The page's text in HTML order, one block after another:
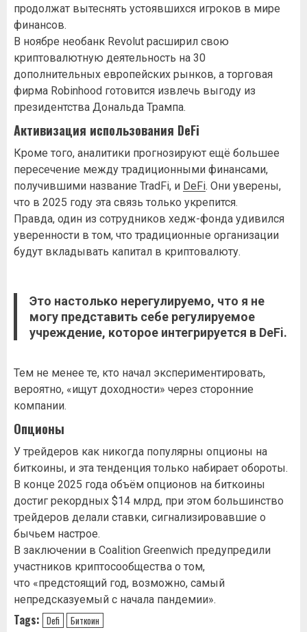
продолжат вытеснять устоявшихся игроков в мире
финансов.
В ноябре необанк Revolut расширил свою
криптовалютную деятельность на 30
дополнительных европейских рынков, а торговая
фирма Robinhood готовится извлечь выгоду из
президентства Дональда Трампа.
Активизация использования DeFi
Кроме того, аналитики прогнозируют ещё большее
пересечение между традиционными финансами,
получившими название TradFi, и DeFi. Они уверены,
что в 2025 году эта связь только укрепится.
Правда, один из сотрудников хедж-фонда удивился
уверенности в том, что традиционные организации
будут вкладывать капитал в криптовалюту.
Это настолько нерегулируемо, что я не
могу представить себе регулируемое
учреждение, которое интегрируется в DeFi.
Тем не менее те, кто начал экспериментировать,
вероятно, «ищут доходности» через сторонние
компании.
Опционы
У трейдеров как никогда популярны опционы на
биткоины, и эта тенденция только набирает обороты.
В конце 2025 года объём опционов на биткоины
достиг рекордных $14 млрд, при этом большинство
трейдеров делали ставки, сигнализировавшие о
бычьем настрое.
В заключении в Coalition Greenwich предупредили
участников криптосообщества о том,
что «предстоящий год, возможно, самый
непредсказуемый с начала пандемии».
Tags: Defi Биткоин